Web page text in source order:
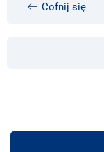
Cofnij się